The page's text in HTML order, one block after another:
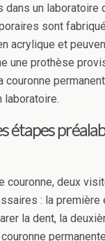
dans un laboratoire
sont
acrylique et
une prothèse
couronne
laboratoire.
étapes
couronne, deux
: la première
la dent, la